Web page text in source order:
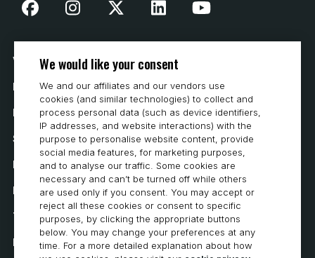
Vår historia
Hur man köper
Karriär
Systemkrav
Integritet
Integritetspolicy
Tillgänglighetsutlåtande
Policy för cookies
We would like your consent
We and our affiliates and our vendors use
cookies (and similar technologies) to collect and
process personal data (such as device identifiers,
IP addresses, and website interactions) with the
purpose to personalise website content, provide
social media features, for marketing purposes,
and to analyse our traffic. Some cookies are
necessary and can’t be turned off while others
are used only if you consent. You may accept or
reject all these cookies or consent to specific
purposes, by clicking the appropriate buttons
below. You may change your preferences at any
time. For a more detailed explanation about how